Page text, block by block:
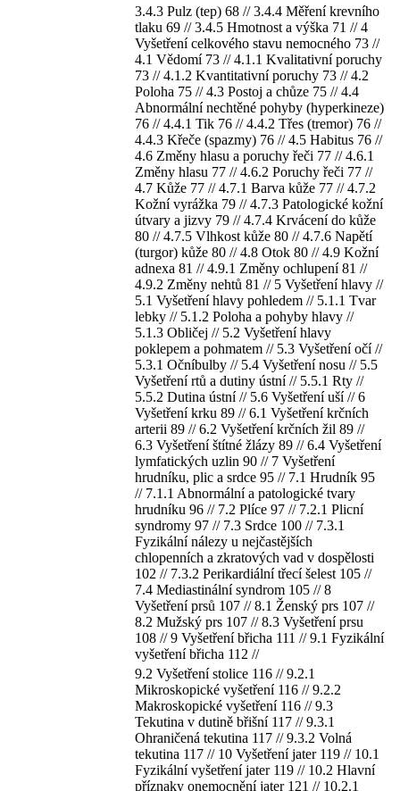
3.4.3 Pulz (tep) 68 // 3.4.4 Měření krevního
tlaku 69 // 3.4.5 Hmotnost a výška 71 // 4
Vyšetření celkového stavu nemocného 73 //
4.1 Vědomí 73 // 4.1.1 Kvalitativní poruchy
73 // 4.1.2 Kvantitativní poruchy 73 // 4.2
Poloha 75 // 4.3 Postoj a chůze 75 // 4.4
Abnormální nechtěné pohyby (hyperkineze)
76 // 4.4.1 Tik 76 // 4.4.2 Třes (tremor) 76 //
4.4.3 Křeče (spazmy) 76 // 4.5 Habitus 76 //
4.6 Změny hlasu a poruchy řeči 77 // 4.6.1
Změny hlasu 77 // 4.6.2 Poruchy řeči 77 //
4.7 Kůže 77 // 4.7.1 Barva kůže 77 // 4.7.2
Kožní vyrážka 79 // 4.7.3 Patologické kožní
útvary a jizvy 79 // 4.7.4 Krvácení do kůže
80 // 4.7.5 Vlhkost kůže 80 // 4.7.6 Napětí
(turgor) kůže 80 // 4.8 Otok 80 // 4.9 Kožní
adnexa 81 // 4.9.1 Změny ochlupení 81 //
4.9.2 Změny nehtů 81 // 5 Vyšetření hlavy //
5.1 Vyšetření hlavy pohledem // 5.1.1 Tvar
lebky // 5.1.2 Poloha a pohyby hlavy //
5.1.3 Obličej // 5.2 Vyšetření hlavy
poklepem a pohmatem // 5.3 Vyšetření očí //
5.3.1 Očníbulby // 5.4 Vyšetření nosu // 5.5
Vyšetření rtů a dutiny ústní // 5.5.1 Rty //
5.5.2 Dutina ústní // 5.6 Vyšetření uší // 6
Vyšetření krku 89 // 6.1 Vyšetření krčních
arterii 89 // 6.2 Vyšetření krčních žil 89 //
6.3 Vyšetření štítné žlázy 89 // 6.4 Vyšetření
lymfatických uzlin 90 // 7 Vyšetření
hrudníku, plic a srdce 95 // 7.1 Hrudník 95
// 7.1.1 Abnormální a patologické tvary
hrudníku 96 // 7.2 Plíce 97 // 7.2.1 Plicní
syndromy 97 // 7.3 Srdce 100 // 7.3.1
Fyzikální nálezy u nejčastějších
chlopenních a zkratových vad v dospělosti
102 // 7.3.2 Perikardiální třecí šelest 105 //
7.4 Mediastinální syndrom 105 // 8
Vyšetření prsů 107 // 8.1 Ženský prs 107 //
8.2 Mužský prs 107 // 8.3 Vyšetření prsu
108 // 9 Vyšetření břicha 111 // 9.1 Fyzikální
vyšetření břicha 112 //
9.2 Vyšetření stolice 116 // 9.2.1
Mikroskopické vyšetření 116 // 9.2.2
Makroskopické vyšetření 116 // 9.3
Tekutina v dutině břišní 117 // 9.3.1
Ohraničená tekutina 117 // 9.3.2 Volná
tekutina 117 // 10 Vyšetření jater 119 // 10.1
Fyzikální vyšetření jater 119 // 10.2 Hlavní
příznaky onemocnění jater 121 // 10.2.1